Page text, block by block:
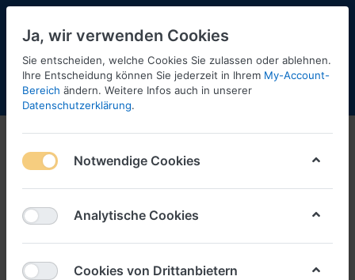
Menü Anmelden Shopaktualisierung
Ja, wir verwenden Cookies
Sie entscheiden, welche Cookies Sie zulassen oder ablehnen.
Ihre Entscheidung können Sie jederzeit in Ihrem My-Account-
Bereich ändern. Weitere Infos auch in unserer
Datenschutzerklärung.
Notwendige Cookies
Analytische Cookies
Cookies von Drittanbietern